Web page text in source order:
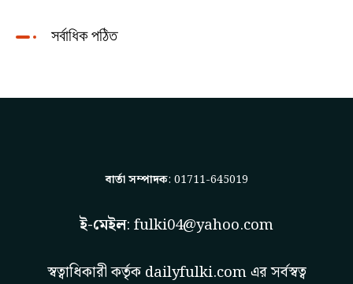
সর্বাধিক পঠিত
বার্তা সম্পাদক: 01711-645019
ই-মেইল: fulki04@yahoo.com
স্বত্বাধিকারী কর্তৃক dailyfulki.comএর সর্বস্বত্ব